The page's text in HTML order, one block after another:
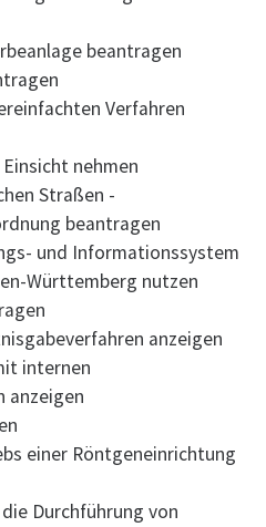
beantragen
Verfahren
nehmen
Straßen -
beantragen
und Informationssystem
Württemberg nutzen
anzeigen
internen
anzeigen
einer Röntgeneinrichtung
Durchführung von